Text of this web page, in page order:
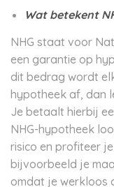
Wat betekent
NHG staat voor
een garantie op
dit bedrag wordt
hypotheek af, dan
Je betaalt hierbij
NHG-hypotheek
risico en profiteer
bijvoorbeeld je
omdat je werkloos